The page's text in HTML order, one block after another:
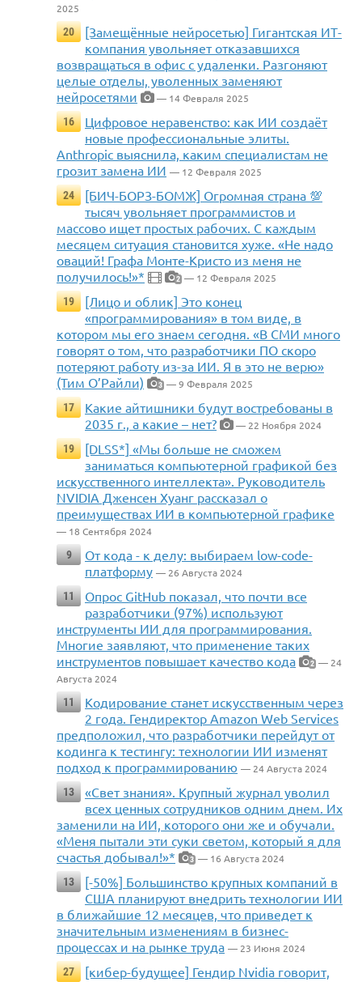
2025
20
[Замещённые нейросетью] Гигантская ИТ-
компания увольняет отказавшихся
возвращаться в офис с удаленки. Разгоняют
целые отделы, уволенных заменяют
нейросетями
— 14 Февраля 2025
16
Цифровое неравенство: как ИИ создаёт
новые профессиональные элиты.
Anthropic выяснила, каким специалистам не
грозит замена ИИ — 12 Февраля 2025
24
[БИЧ-БОРЗ-БОМЖ] Огромная страна 💯
тысяч увольняет программистов и
массово ищет простых рабочих. С каждым
месяцем ситуация становится хуже. «Не надо
оваций! Графа Монте-Кристо из меня не
получилось!»*
2 — 12 Февраля 2025
19
[Лицо и облик] Это конец
«программирования» в том виде, в
котором мы его знаем сегодня. «В СМИ много
говорят о том, что разработчики ПО скоро
потеряют работу из-за ИИ. Я в это не верю»
(Тим О’Райли)
3 — 9 Февраля 2025
17
Какие айтишники будут востребованы в
2035 г., а какие – нет?
— 22 Ноября 2024
19
[DLSS*] «Мы больше не сможем
заниматься компьютерной графикой без
искусственного интеллекта». Руководитель
NVIDIA Дженсен Хуанг рассказал о
преимуществах ИИ в компьютерной графике
— 18 Сентября 2024
9
От кода - к делу: выбираем low-code-
платформу — 26 Августа 2024
11
Опрос GitHub показал, что почти все
разработчики (97%) используют
инструменты ИИ для программирования.
Многие заявляют, что применение таких
инструментов повышает качество кода
2 — 24
Августа 2024
11
Кодирование станет искусственным через
2 года. Гендиректор Amazon Web Services
предположил, что разработчики перейдут от
кодинга к тестингу: технологии ИИ изменят
подход к программированию — 24 Августа 2024
13
«Свет знания». Крупный журнал уволил
всех ценных сотрудников одним днем. Их
заменили на ИИ, которого они же и обучали.
«Меня пытали эти суки светом, который я для
счастья добывал!»*
3 — 16 Августа 2024
13
[-50%] Большинство крупных компаний в
США планируют внедрить технологии ИИ
в ближайшие 12 месяцев, что приведет к
значительным изменениям в бизнес-
процессах и на рынке труда — 23 Июня 2024
27
[кибер-будущее] Гендир Nvidia говорит,